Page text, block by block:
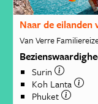
Naar de eilanden
Van Verre
Surin
Koh Lanta
Phuket